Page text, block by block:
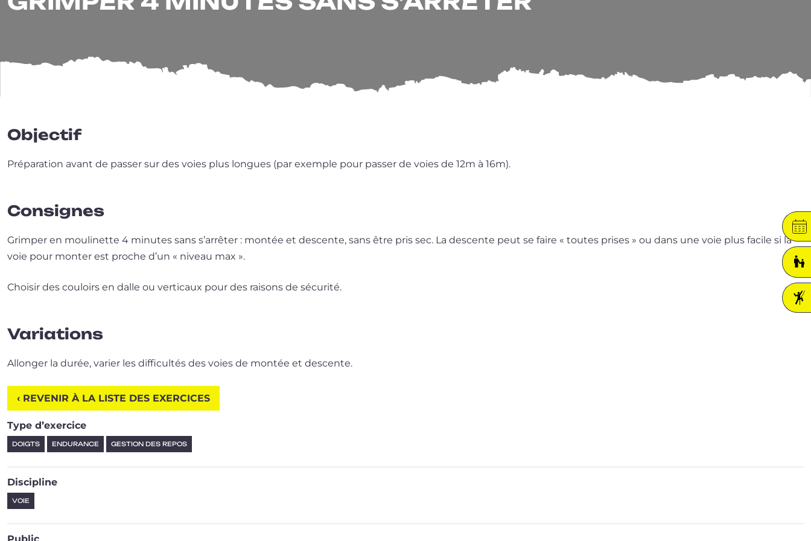
Objectif
Préparation avant de pas­ser sur des voies plus longues (par exemple pour pas­ser de voies de 12m à 16m).
Consignes
Grimper en mou­li­nette 4 minutes sans s’ar­rê­ter : mon­tée et des­cente, sans être pris sec. La des­cente peut se faire « toutes prises » ou dans une voie plus facile si la
voie pour mon­ter est proche d’un « niveau max ».
Choisir des cou­loirs en dalle ou ver­ti­caux pour des rai­sons de sécurité.
Variations
Allonger la durée, varier les dif­fi­cul­tés des voies de mon­tée et descente.
‹ REVENIR À LA LISTE DES EXERCICES
Type d’exercice
DOIGTS ENDURANCE GESTION DES REPOS
Discipline
VOIE